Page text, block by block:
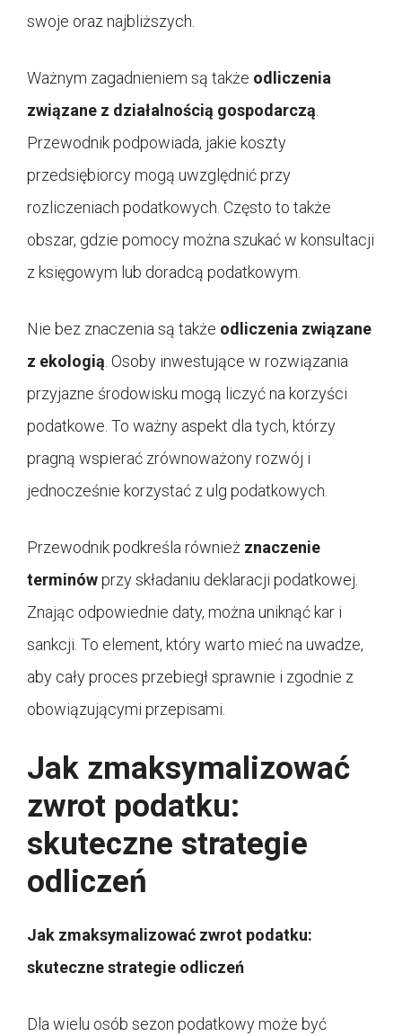
swoje oraz najbliższych.
Ważnym zagadnieniem są także odliczenia
związane z działalnością gospodarczą.
Przewodnik podpowiada, jakie koszty
przedsiębiorcy mogą uwzględnić przy
rozliczeniach podatkowych. Często to także
obszar, gdzie pomocy można szukać w konsultacji
z księgowym lub doradcą podatkowym.
Nie bez znaczenia są także odliczenia związane
z ekologią. Osoby inwestujące w rozwiązania
przyjazne środowisku mogą liczyć na korzyści
podatkowe. To ważny aspekt dla tych, którzy
pragną wspierać zrównoważony rozwój i
jednocześnie korzystać z ulg podatkowych.
Przewodnik podkreśla również znaczenie
terminówprzy składaniu deklaracji podatkowej.
Znając odpowiednie daty, można uniknąć kar i
sankcji. To element, który warto mieć na uwadze,
aby cały proces przebiegł sprawnie i zgodnie z
obowiązującymi przepisami.
Jak zmaksymalizować
zwrot podatku:
skuteczne strategie
odliczeń
Jak zmaksymalizować zwrot podatku:
skuteczne strategie odliczeń
Dla wielu osób sezon podatkowy może być